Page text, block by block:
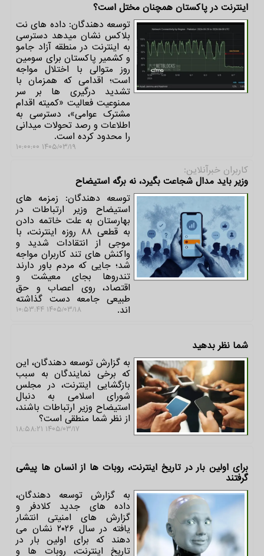
اینترنت در پاکستان همچنان مختل است؟
توسعه دهندگان: داده های نت
بلاکس نشان میدهد دسترسی
به اینترنت در منطقه آزاد جامو
و کشمیر پاکستان برای سومین
روز متوالی با اختلال مواجه
است؛ اقدامی که همزمان با
تشدید درگیری ها بر سر
ممنوعیت فعالیت «کمیته اقدام
مشترک عوامی»، دسترسی به
اطلاعات و رصد تحولات میدانی
را محدود کرده است.
۱۴۰۵/۰۳/۱۹ ۱۰:۰۰:۰۰
كاربران خبرآنلاین:
وزیر باید مدال شجاعت بگیرد، نه برگه استیضاح
توسعه دهندگان: زمزمه های
استیضاح وزیر ارتباطات در
بهارستان به علت خاتمه دادن
به قطعی ۸۸ روزه اینترنت، با
موجی از انتقادات شدید و
واکنش های تند کاربران مواجه
شد؛ جایی که مردم باور دارند
تندروها بجای معیشت و
اقتصاد، روی اعصاب و حق
طبیعی جامعه دست گذاشته
اند. ۱۴۰۵/۰۳/۱۸ ۱۰:۵۳:۴۴
شما نظر بدهید
به گزارش توسعه دهندگان، این
که برخی نمایندگان به سبب
بازگشایی اینترنت، در مجلس
شورای اسلامی به دنبال
استیضاح وزیر ارتباطات باشند،
از نظر شما منطقی است؟
۱۴۰۵/۰۳/۱۷ ۱۸:۵۸:۲۱
برای اولین بار در تاریخ اینترنت، روبات ها از انسان ها پیشی
گرفتند
به گزارش توسعه دهندگان،
داده های جدید کلادفر و
گزارش های امنیتی انتشار
یافته در سال ۲۰۲۶ نشان می
دهند که برای اولین بار در
تاریخ اینترنت، روبات ها و